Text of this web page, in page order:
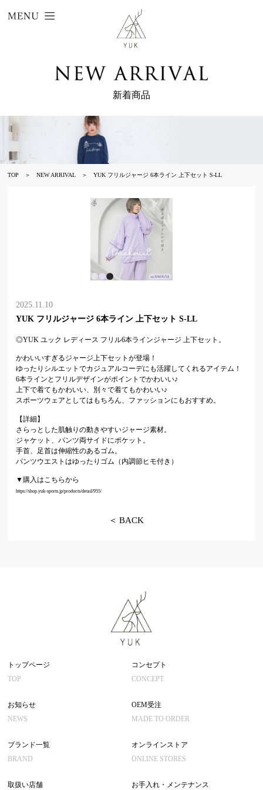
新着商品
TOP ＞ NEW ARRIVAL ＞ YUK フリルジャージ 6本ライン 上下セット S-LL
2025.11.10
YUK フリルジャージ 6本ライン 上下セット S-LL
◎YUK ユック レディース フリル6本ラインジャージ 上下セット。
かわいいすぎるジャージ上下セットが登場！
ゆったりシルエットでカジュアルコーデにも活躍してくれるアイテム！
6本ラインとフリルデザインがポイントでかわいい♪
上下で着てもかわいい、別々で着てもかわいい♪
スポーツウェアとしてはもちろん、ファッションにもおすすめ。
【詳細】
さらっとした肌触りの動きやすいジャージ素材。
ジャケット、パンツ両サイドにポケット。
手首、足首は伸縮性のあるゴム。
パンツウエストはゆったりゴム（内調節ヒモ付き）
▼購入はこちらから
https://shop.yuk-sports.jp/products/detail/955/
＜ BACK
トップページ
TOP
コンセプト
CONCEPT
お知らせ
NEWS
OEM受注
MADE TO ORDER
ブランド一覧
BRAND
オンラインストア
ONLINE STORES
取扱い店舗 お手入れ・メンテナンス